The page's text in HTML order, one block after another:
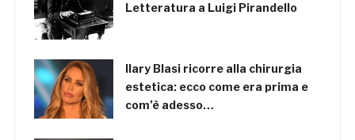
Letteratura a Luigi Pirandello
Ilary Blasi ricorre alla chirurgia
estetica: ecco come era prima e
com’è adesso…